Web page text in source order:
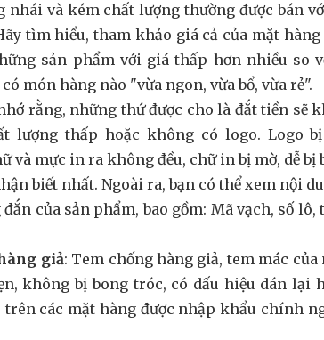
nhái và kém chất lượng thường được bán
tìm hiểu, tham khảo giá cả của mặt
sản phẩm với giá thấp hơn nhiều so
món hàng nào "vừa ngon, vừa bổ, vừa rẻ".
rằng, những thứ được cho là đắt tiền sẽ
lượng thấp hoặc không có logo. Logo
và mực in ra không đều, chữ in bị mờ, dễ bị
biết nhất. Ngoài ra, bạn có thể xem nội
của sản phẩm, bao gồm: Mã vạch, số
giả: Tem chống hàng giả, tem mác của
không bị bong tróc, có dấu hiệu dán lại
trên các mặt hàng được nhập khẩu chính